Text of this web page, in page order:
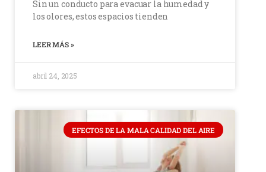
Sin un conducto para evacuar la humedad y
los olores, estos espacios tienden
LEER MÁS »
abril 24, 2025
EFECTOS DE LA MALA CALIDAD DEL AIRE